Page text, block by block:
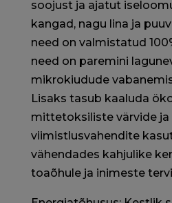
soojust ja ajatut
kangad, nagu lina ja
need on valmistatud
need on paremini
mikrokiudude
Lisaks tasub kaaluda
mittetoksiliste värvide ja
viimistlusvahendite
vähendades kahjulike
toaõhule ja inimeste